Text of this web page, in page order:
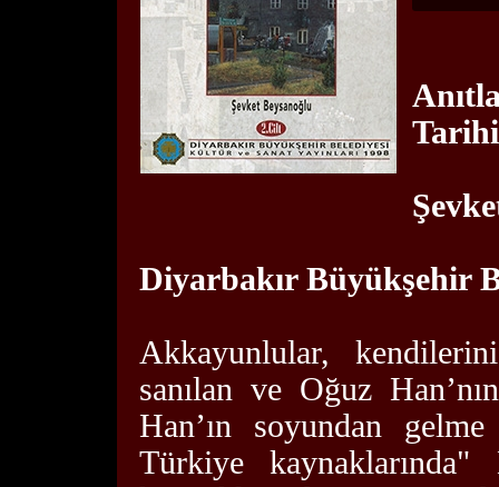
Diyarbakır Büyükşehir
Akkayunlular,
sanılan ve Oğuz
Han’ın soyundan
Türkiye